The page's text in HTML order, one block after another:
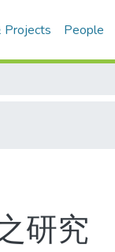
Projects People
研究